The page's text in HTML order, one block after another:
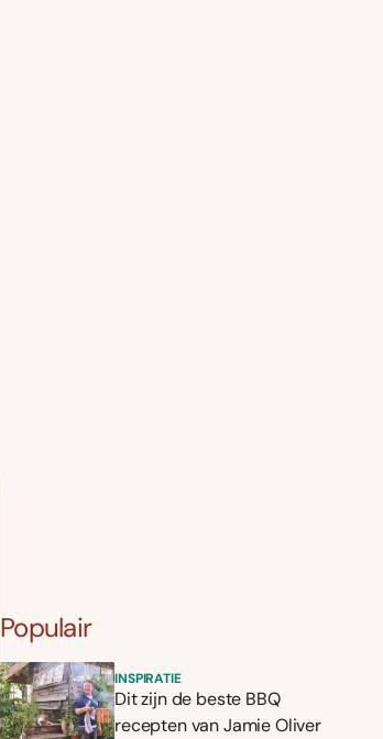
Populair
INSPIRATIE
Dit zijn de beste BBQ
recepten van Jamie Oliver